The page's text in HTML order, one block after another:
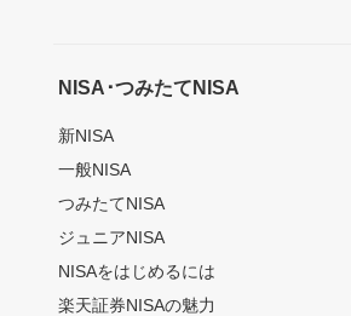
NISA･つみたてNISA
新NISA
一般NISA
つみたてNISA
ジュニアNISA
NISAをはじめるには
楽天証券NISAの魅力